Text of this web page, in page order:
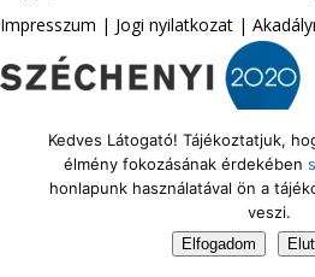
Impresszum | Jogi nyilatkozat |
Kedves Látogató! Tájékoztatjuk,
élmény fokozásának érdekében
honlapunk használatával ön a
veszi.
Elfogadom